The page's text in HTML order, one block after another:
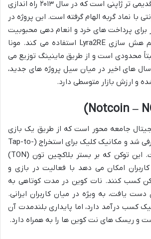
مونا کوین یک رمزارز قدیمی تر ژاپنی است که در سال ۲۰۱۳ راه اندازی
با نماد گربه الهام گرفته است. این پروژه در
برای پرداخت های خرد و انعام دهی محبوبیت
پیدا کرد و از الگوریتم هش سازی Lyra2RE استفاده می کند. مونا
محدودی است و از طریق ماینینگ توزیع می
های اخیر در میان سیل پروژه های جدید،
و ارزش بازار متوسطی دارد.
جامعه محور است که از طریق یک بازی
ویروسی در تلگرام معرفی شد و مکانیک کلیک برای استخراج (Tap-to-
Earn) را به کار گرفت. این توکن که بر بستر بلاکچین تون (TON)
امکان می دهد با فعالیت در بازی و
کسب کنند. نات کوین در مدت کوتاهی به
یافت، به ویژه در میان کاربران ایرانی.
کسب درآمد دارد، اما پایداری بلندمدت آن
ریسک های نت کوین ها را به همراه دارد.